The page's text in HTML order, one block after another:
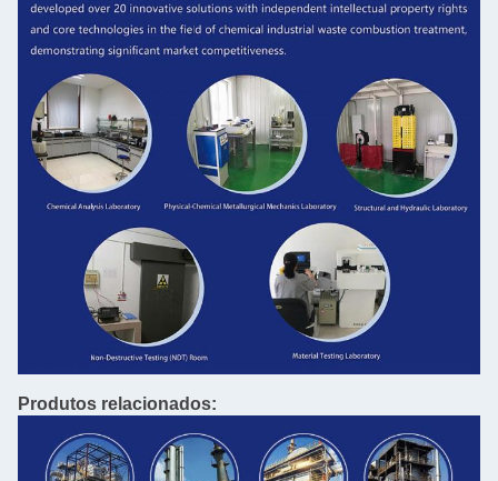
Produtos relacionados: